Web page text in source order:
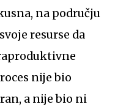
na području
resurse da
nije bio
a nije bio ni